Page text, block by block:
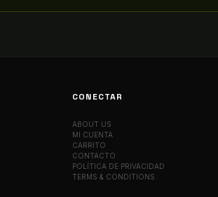
CONECTAR
ABOUT US
MI CUENTA
CARRITO
CONTACTO
POLÍTICA DE PRIVACIDAD
TERMS & CONDITIONS